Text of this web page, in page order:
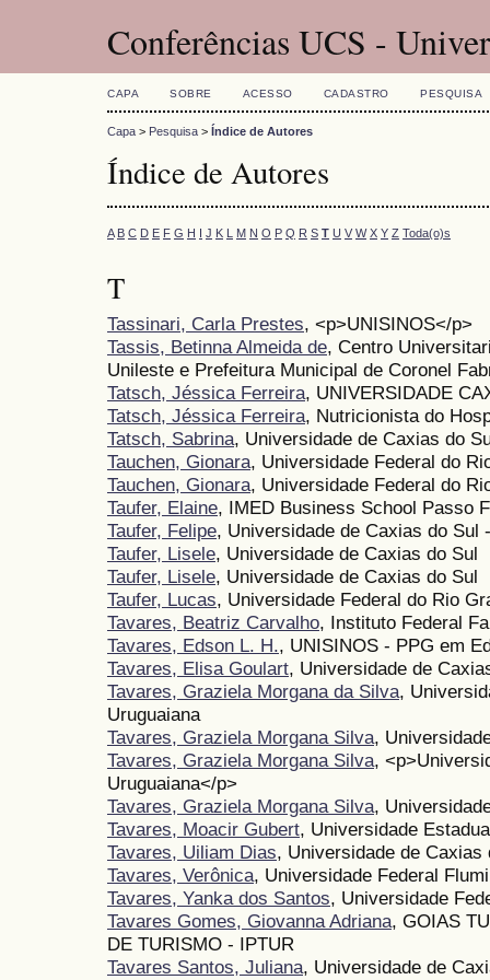
Conferências UCS -
CAPA SOBRE ACESSO CADASTRO PESQUISA
Capa > Pesquisa > Índice de Autores
Índice de Autores
A B C D E F G H I J K L M N O P Q R S T U V W X Y Z Toda(o)s
T
Tassinari, Carla Prestes, <p>UNISINOS</p>
Tassis, Betinna Almeida de, Centro
Unileste e Prefeitura Municipal de Coronel
Tatsch, Jéssica Ferreira, UNIVERSIDADE
Tatsch, Jéssica Ferreira, Nutricionista do
Tatsch, Sabrina, Universidade de Caxias do
Tauchen, Gionara, Universidade Federal do
Tauchen, Gionara, Universidade Federal do
Taufer, Elaine, IMED Business School Passo
Taufer, Felipe, Universidade de Caxias do Sul
Taufer, Lisele, Universidade de Caxias do Sul
Taufer, Lisele, Universidade de Caxias do Sul
Taufer, Lucas, Universidade Federal do Rio
Tavares, Beatriz Carvalho, Instituto Federal
Tavares, Edson L. H., UNISINOS - PPG em
Tavares, Elisa Goulart, Universidade de
Tavares, Graziela Morgana da Silva,
Uruguaiana
Tavares, Graziela Morgana Silva,
Tavares, Graziela Morgana Silva,
Uruguaiana</p>
Tavares, Graziela Morgana Silva,
Tavares, Moacir Gubert, Universidade
Tavares, Uiliam Dias, Universidade de Caxias
Tavares, Verônica, Universidade Federal
Tavares, Yanka dos Santos, Universidade
Tavares Gomes, Giovanna Adriana, GOIAS
DE TURISMO - IPTUR
Tavares Santos, Juliana, Universidade de